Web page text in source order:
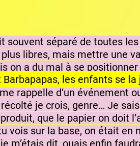
souvent séparé de toutes
libres, mais mettre une
on a du mal à se
l’a ressenti pareil mais
rappelle d’un événement
je crois, genre… Je
que le papier on doit
vois sur la base, on était en
m’étais dit, ouais enfin